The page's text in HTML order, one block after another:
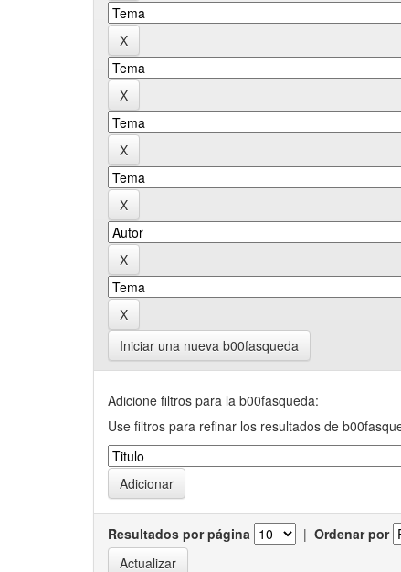
Iniciar una nueva b00fasqueda
Adicione filtros para la b00fasqueda:
Use filtros para refinar los resultados de
Resultados por página | Ordenar por